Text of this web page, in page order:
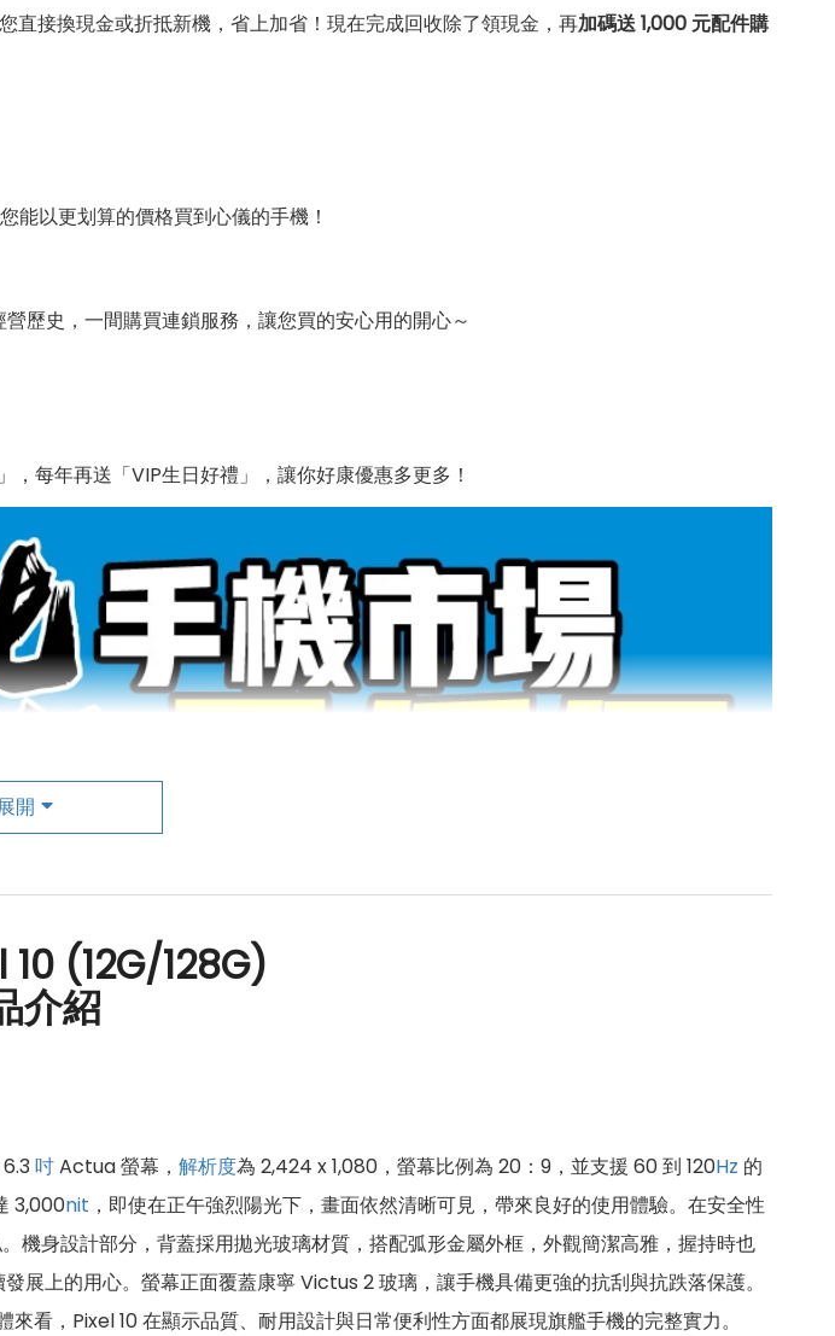
直接換現金或折抵新機，省上加省！現在完成回收除了領現金，再加碼送 1,000 元配件購
以更划算的價格買到心儀的手機！
歷史，一間購買連鎖服務，讓您買的安心用的開心～
每年再送「VIP生日好禮」，讓你好康優惠多更多！
開
(12G/128G)
介紹
吋Actua 螢幕， 解析度為 2,424 x 1,080，螢幕比例為 20：9，並支援 60 到 120Hz 的
3,000nit ，即使在正午強烈陽光下，畫面依然清晰可見，帶來良好的使用體驗。在安全性
機身設計部分，背蓋採用拋光玻璃材質，搭配弧形金屬外框，外觀簡潔高雅，握持時也
展上的用心。螢幕正面覆蓋康寧 Victus 2 玻璃，讓手機具備更強的抗刮與抗跌落保護。
看，Pixel 10 在顯示品質、耐用設計與日常便利性方面都展現旗艦手機的完整實力。